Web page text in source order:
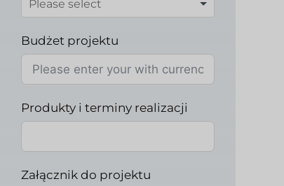
Budżet projektu
Produkty i terminy realizacji
Załącznik do projektu